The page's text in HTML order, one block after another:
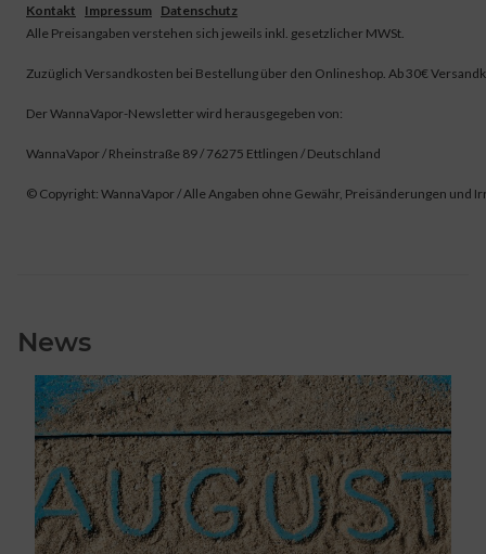
Kontakt Impressum Datenschutz
Alle Preisangaben verstehen sich jeweils inkl. gesetzlicher MWSt.
Zuzüglich Versandkosten bei Bestellung über den Onlineshop. Ab 30€
Der WannaVapor-Newsletter wird herausgegeben von:
WannaVapor / Rheinstraße 89 / 76275 Ettlingen / Deutschland
© Copyright: WannaVapor / Alle Angaben ohne Gewähr, Preisänderungen und
News